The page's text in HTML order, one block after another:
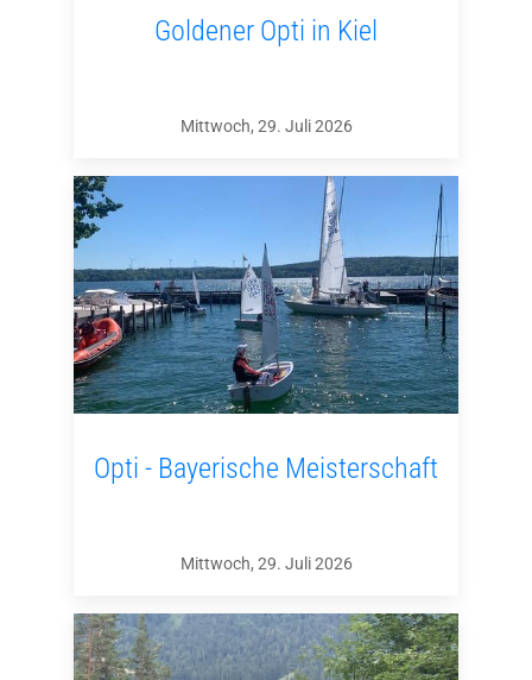
Goldener Opti in Kiel
Mittwoch, 29. Juli 2026
Opti - Bayerische Meisterschaft
Mittwoch, 29. Juli 2026